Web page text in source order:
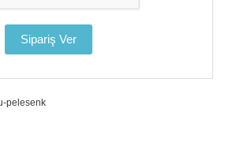
pelesenk